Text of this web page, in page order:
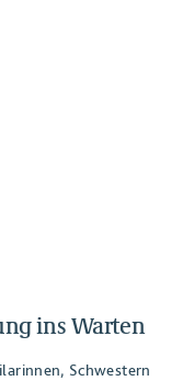
ins Warten
Schwestern